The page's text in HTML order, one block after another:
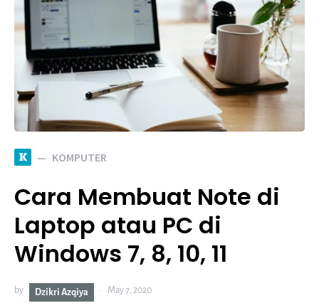
K KOMPUTER
Cara Membuat Note di
Laptop atau PC di
Windows 7, 8, 10, 11
by Dzikri Azqiya May 7, 2020